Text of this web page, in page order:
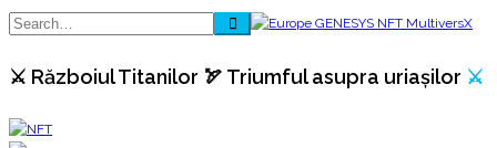
⚔️ Războiul Titanilor 🏹 Triumful asupra uriașilor ⚔️